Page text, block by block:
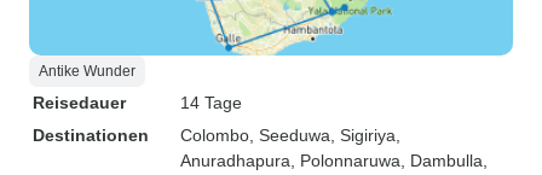
Antike Wunder
Reisedauer
14 Tage
Destinationen
Colombo , Seeduwa , Sigiriya
Anuradhapura , Polonnaruwa , Dambulla